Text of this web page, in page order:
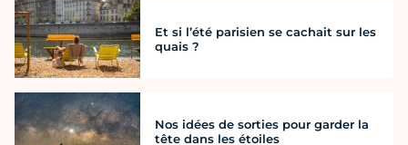
Et si l’été parisien se cachait sur les
quais ?
Nos idées de sorties pour garder la
tête dans les étoiles